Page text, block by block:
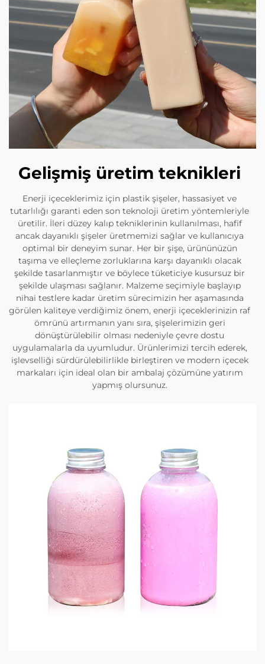
Gelişmiş üretim teknikleri
Enerji içeceklerimiz için plastik şişeler, hassasiyet ve
tutarlılığı garanti eden son teknoloji üretim yöntemleriyle
üretilir. İleri düzey kalıp tekniklerinin kullanılması, hafif
ancak dayanıklı şişeler üretmemizi sağlar ve kullanıcıya
optimal bir deneyim sunar. Her bir şişe, ürününüzün
taşıma ve elleçleme zorluklarına karşı dayanıklı olacak
şekilde tasarlanmıştır ve böylece tüketiciye kusursuz bir
şekilde ulaşması sağlanır. Malzeme seçimiyle başlayıp
nihai testlere kadar üretim sürecimizin her aşamasında
görülen kaliteye verdiğimiz önem, enerji içeceklerinizin raf
ömrünü artırmanın yanı sıra, şişelerimizin geri
dönüştürülebilir olması nedeniyle çevre dostu
uygulamalarla da uyumludur. Ürünlerimizi tercih ederek,
işlevselliği sürdürülebilirlikle birleştiren ve modern içecek
markaları için ideal olan bir ambalaj çözümüne yatırım
yapmış olursunuz.